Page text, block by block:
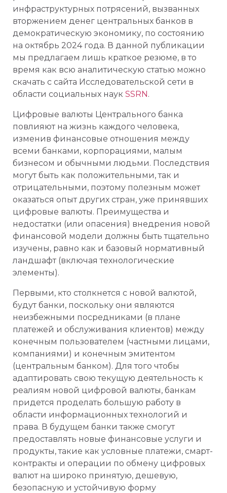
инфраструктурных потрясений, вызванных
вторжением денег центральных банков в
демократическую экономику, по состоянию
на октябрь 2024 года. В данной публикации
мы предлагаем лишь краткое резюме, в то
время как всю аналитическую статью можно
скачать с сайта Исследовательской сети в
области социальных наук SSRN.
Цифровые валюты Центрального банка
повлияют на жизнь каждого человека,
изменив финансовые отношения между
всеми банками, корпорациями, малым
бизнесом и обычными людьми. Последствия
могут быть как положительными, так и
отрицательными, поэтому полезным может
оказаться опыт других стран, уже принявших
цифровые валюты. Преимущества и
недостатки (или опасения) внедрения новой
финансовой модели должны быть тщательно
изучены, равно как и базовый нормативный
ландшафт (включая технологические
элементы).
Первыми, кто столкнется с новой валютой,
будут банки, поскольку они являются
неизбежными посредниками (в плане
платежей и обслуживания клиентов) между
конечным пользователем (частными лицами,
компаниями) и конечным эмитентом
(центральным банком). Для того чтобы
адаптировать свою текущую деятельность к
реалиям новой цифровой валюты, банкам
придется проделать большую работу в
области информационных технологий и
права. В будущем банки также смогут
предоставлять новые финансовые услуги и
продукты, такие как условные платежи, смарт-
контракты и операции по обмену цифровых
валют на широко принятую, дешевую,
безопасную и устойчивую форму